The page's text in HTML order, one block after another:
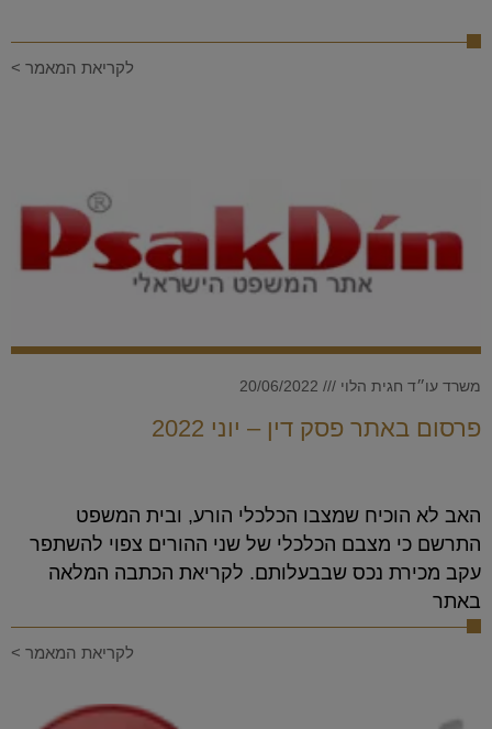
לקריאת המאמר >
פרסום באתר פסק דין – יוני 2022
משרד עו״ד חגית הלוי
האב לא הוכיח שמצבו הכלכלי הורע, ובית המשפט
התרשם כי מצבם הכלכלי של שני ההורים צפוי להשתפר
עקב מכירת נכס שבבעלותם. לקריאת הכתבה המלאה
באתר
לקריאת המאמר >